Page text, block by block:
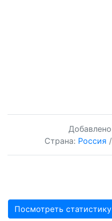
Добавлено
Страна: Россия /
Посмотреть статистику